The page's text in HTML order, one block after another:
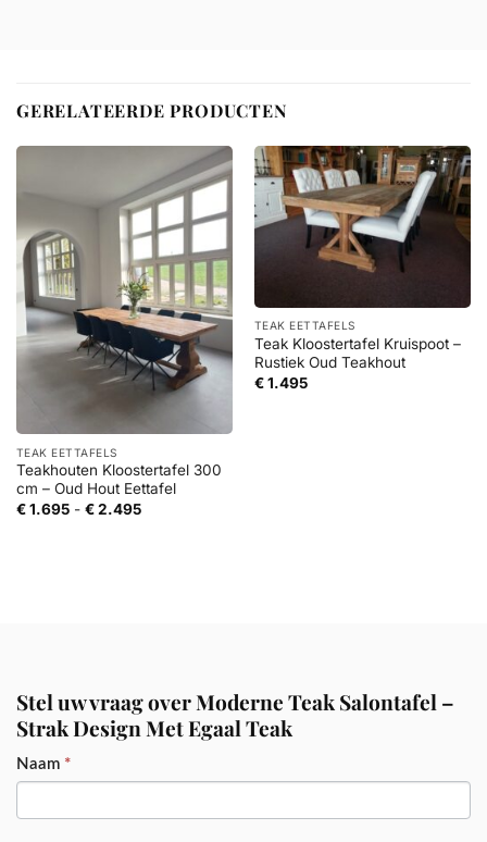
GERELATEERDE PRODUCTEN
TEAK EETTAFELS
Teakhouten Kloostertafel 300
cm – Oud Hout Eettafel
€1.695 - €2.495Prijsklasse:
TEAK EETTAFELS
Teak Kloostertafel Kruispoot –
Rustiek Oud Teakhout
€1.495
Stel uw vraag over Moderne Teak Salontafel –
Strak Design Met Egaal Teak
PRODUCT
Naam *